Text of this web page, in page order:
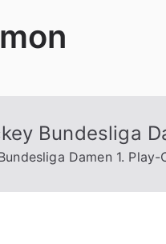
Bundesliga
Damen 1.